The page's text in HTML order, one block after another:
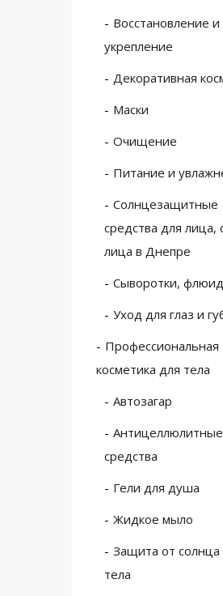
Восстановление и
укрепление
Декоративная
Маски
Очищение
Питание и
Солнцезащитные
средства для лица,
лица в Днепре
Сыворотки,
Уход для глаз и
Профессиональная
косметика для тела
Автозагар
Антицеллюлитные
средства
Гели для душа
Жидкое мыло
Защита от солнца
тела